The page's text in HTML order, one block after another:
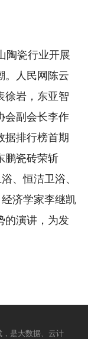
陶瓷行业开展
。人民网陈云
徐岩，东亚智
会副会长李作
据排行榜首期
鹏瓷砖荣斩
、恒洁卫浴、
济学家李继凯
的演讲，为发
是大数据、云计